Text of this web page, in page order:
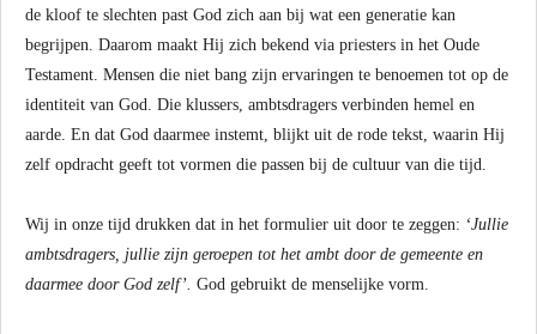
de kloof te slechten past God zich aan bij wat een generatie kan
begrijpen. Daarom maakt Hij zich bekend via priesters in het Oude
Testament. Mensen die niet bang zijn ervaringen te benoemen tot op de
identiteit van God. Die klussers, ambtsdragers verbinden hemel en
aarde. En dat God daarmee instemt, blijkt uit de rode tekst, waarin Hij
zelf opdracht geeft tot vormen die passen bij de cultuur van die tijd.
Wij in onze tijd drukken dat in het formulier uit door te zeggen: ‘Jullie
ambtsdragers, jullie zijn geroepen tot het ambt door de gemeente en
daarmee door God zelf’. God gebruikt de menselijke vorm.